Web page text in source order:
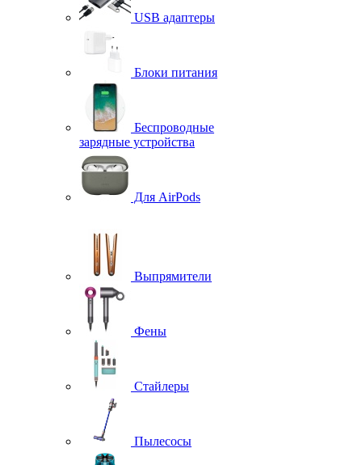
USB адаптеры
Блоки питания
Беспроводные
зарядные устройства
Для AirPods
Выпрямители
Фены
Стайлеры
Пылесосы